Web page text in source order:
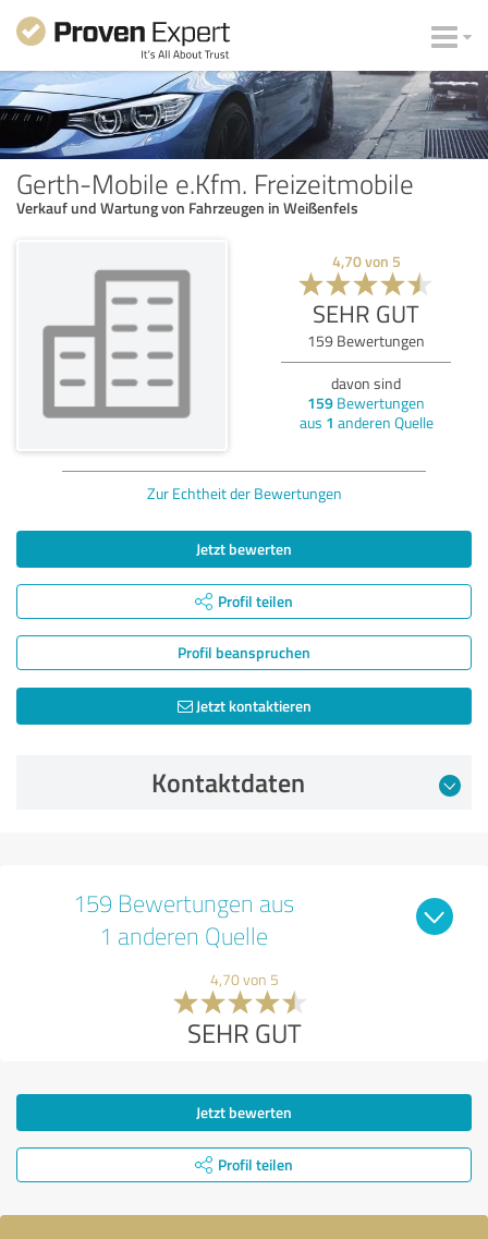
Gerth-Mobile e.Kfm. Freizeitmobile
Verkauf und Wartung von Fahrzeugen in Weißenfels
4,70von 5
SEHR GUT
159 Bewertungen
davon sind
159 Bewertungen
aus 1 anderen Quelle
Zur Echtheit der Bewertungen
Jetzt bewerten
Profil teilen
Profil beanspruchen
Jetzt kontaktieren
Kontaktdaten
159 Bewertungen aus
1 anderen Quelle
4,70 von 5
SEHR GUT
Jetzt bewerten
Profil teilen